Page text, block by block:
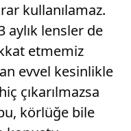
kullanılamaz.
aylık lensler de
etmemiz
evvel kesinlikle
çıkarılmazsa
körlüğe bile